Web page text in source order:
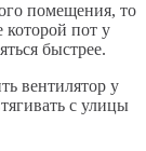
помещения, то
которой пот у
быстрее.
вентилятор у
с улицы